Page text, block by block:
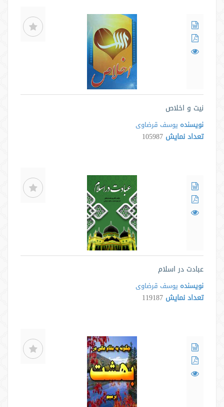
نیت و اخلاص
نویسنده یوسف قرضاوی
تعداد نمایش 105987
عبادت در اسلام
نویسنده یوسف قرضاوی
تعداد نمایش 119187